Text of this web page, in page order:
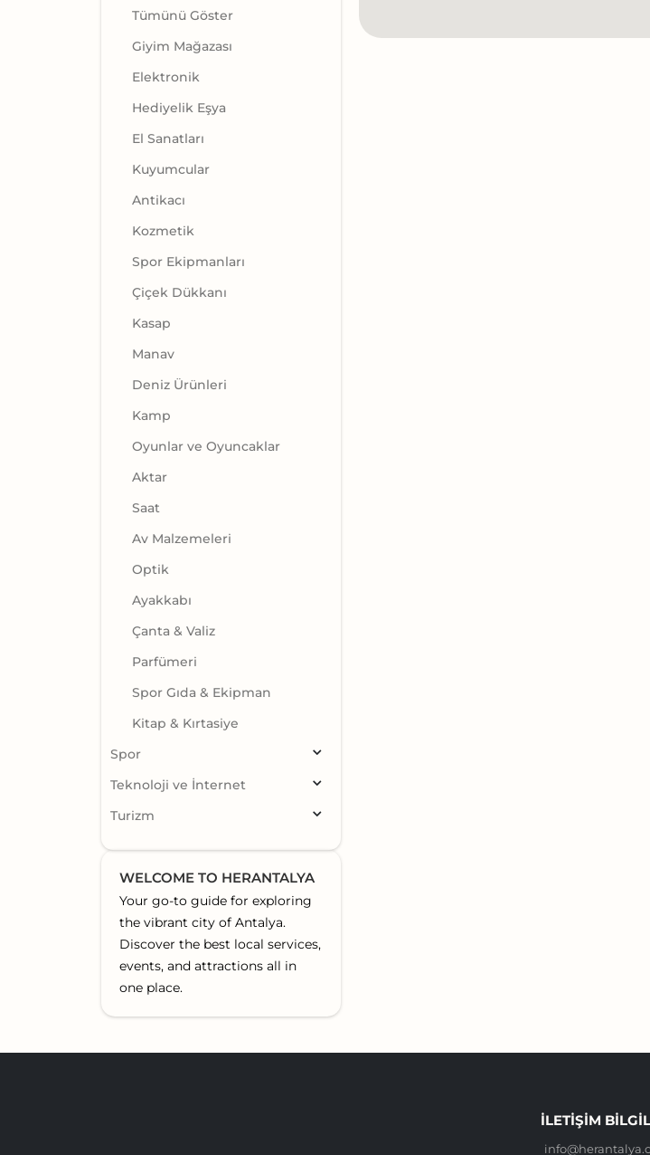
Tümünü Göster
Giyim Mağazası
Elektronik
Hediyelik Eşya
El Sanatları
Kuyumcular
Antikacı
Kozmetik
Spor Ekipmanları
Çiçek Dükkanı
Kasap
Manav
Deniz Ürünleri
Kamp
Oyunlar ve Oyuncaklar
Aktar
Saat
Av Malzemeleri
Optik
Ayakkabı
Çanta & Valiz
Parfümeri
Spor Gıda & Ekipman
Kitap & Kırtasiye
Spor
Teknoloji ve İnternet
Turizm
WELCOME TO HERANTALYA
Your go-to guide for exploring
the vibrant city of Antalya.
Discover the best local services,
events, and attractions all in
one place.
İLETIŞIM